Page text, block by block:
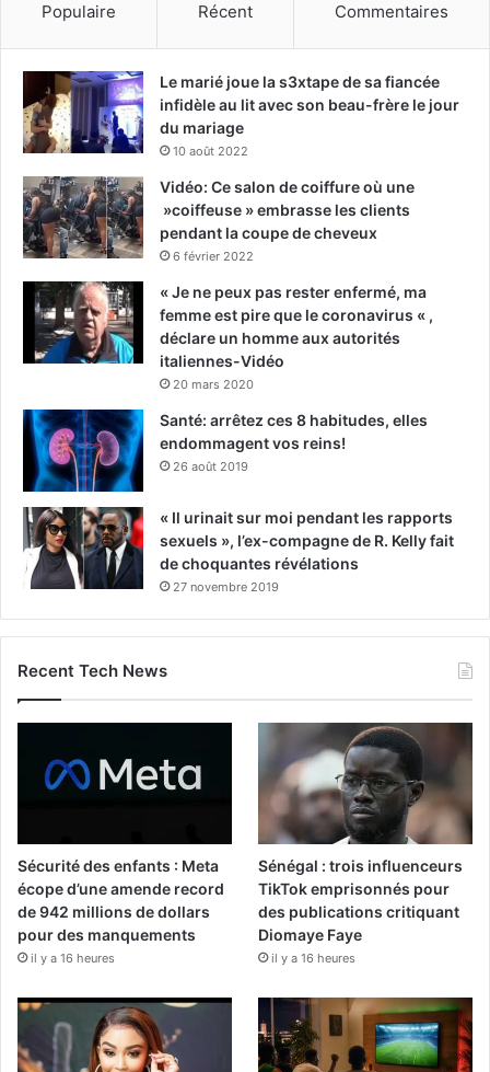
Populaire Récent Commentaires
Le marié joue la s3xtape de sa fiancée
infidèle au lit avec son beau-frère le jour
du mariage
10 août 2022
Vidéo: Ce salon de coiffure où une
»coiffeuse » embrasse les clients
pendant la coupe de cheveux
6 février 2022
« Je ne peux pas rester enfermé, ma
femme est pire que le coronavirus « ,
déclare un homme aux autorités
italiennes-Vidéo
20 mars 2020
Santé: arrêtez ces 8 habitudes, elles
endommagent vos reins!
26 août 2019
« Il urinait sur moi pendant les rapports
sexuels », l’ex-compagne de R. Kelly fait
de choquantes révélations
27 novembre 2019
Recent Tech News
Sécurité des enfants : Meta
écope d’une amende record
de 942 millions de dollars
pour des manquements
il y a 16 heures
Sénégal : trois influenceurs
TikTok emprisonnés pour
des publications critiquant
Diomaye Faye
il y a 16 heures